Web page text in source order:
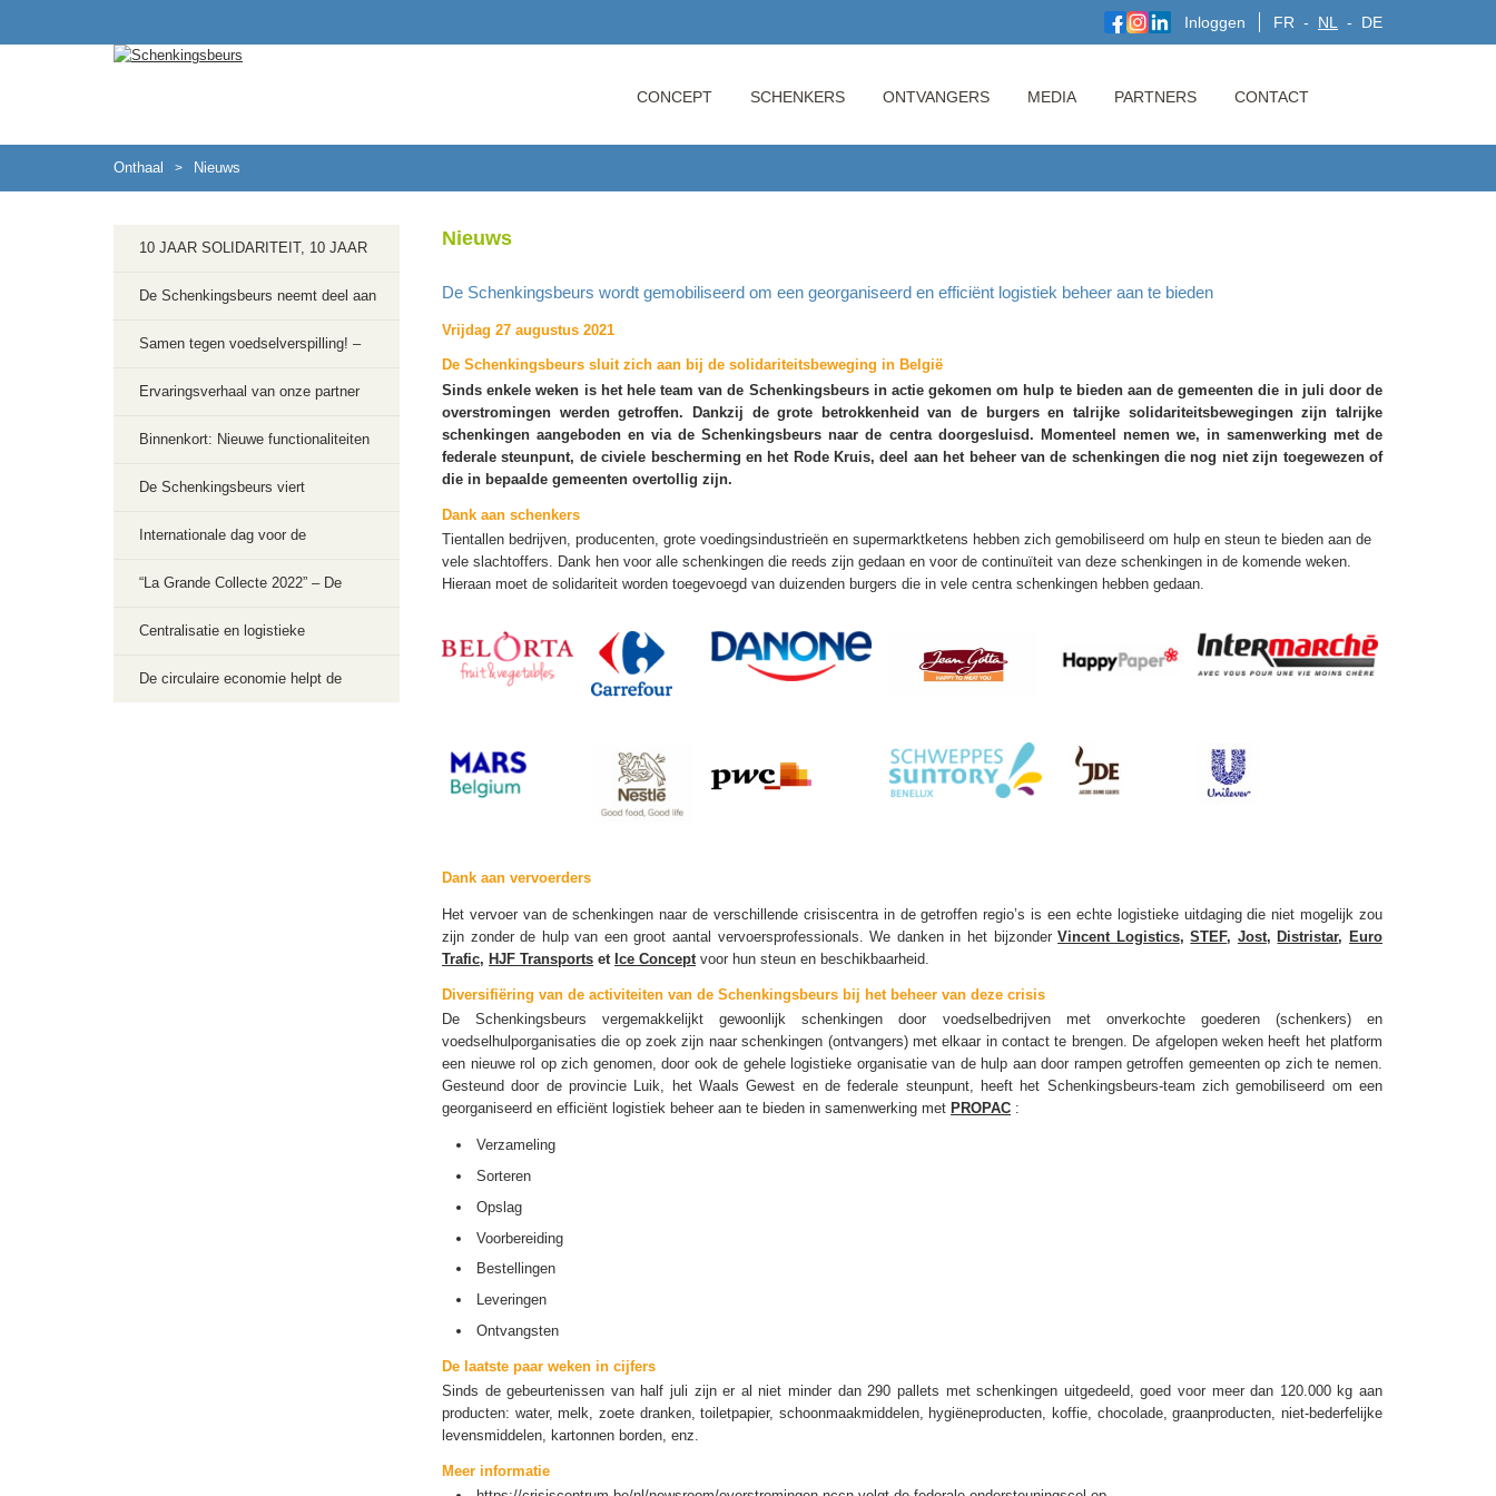
FR NL DE
Inloggen
CONCEPT SCHENKERS ONTVANGERS MEDIA PARTNERS CONTACT
Onthaal > Nieuws
10 JAAR SOLIDARITEIT, 10 JAAR
ACTIE ! 🎉
De Schenkingsbeurs neemt deel aan
het CIBUS-project in samenwerking
met de Stad Luik
Samen tegen voedselverspilling! –
Salon Carrefour 2025
Ervaringsverhaal van onze partner
Depot Margo
Binnenkort: Nieuwe functionaliteiten
voor voedselhulppplatformen
De Schenkingsbeurs viert
Internationale dag tegen
voedselverlies en –verspilling 2023
Internationale dag voor de
bewustmaking van voedselverlies en
-verspilling 2022
“La Grande Collecte 2022” – De
circulaire economie ter
ondersteuning van de
Centralisatie en logistieke
coördinatie van schenkingen voor de
De circulaire economie helpt de
Nieuws
De Schenkingsbeurs wordt gemobiliseerd om een georganiseerd en efficiënt logistiek beheer aan te bieden
Vrijdag 27 augustus 2021
De Schenkingsbeurs sluit zich aan bij de solidariteitsbeweging in België
Sinds enkele weken is het hele team van de Schenkingsbeurs in actie gekomen om hulp te bieden aan de gemeenten die in juli door de
overstromingen werden getroffen. Dankzij de grote betrokkenheid van de burgers en talrijke solidariteitsbewegingen zijn talrijke
schenkingen aangeboden en via de Schenkingsbeurs naar de centra doorgesluisd. Momenteel nemen we, in samenwerking met de
federale steunpunt, de civiele bescherming en het Rode Kruis, deel aan het beheer van de schenkingen die nog niet zijn toegewezen of
die in bepaalde gemeenten overtollig zijn.
Dank aan schenkers
Tientallen bedrijven, producenten, grote voedingsindustrieën en supermarktketens hebben zich gemobiliseerd om hulp en steun te bieden aan de
vele slachtoffers. Dank hen voor alle schenkingen die reeds zijn gedaan en voor de continuïteit van deze schenkingen in de komende weken.
Hieraan moet de solidariteit worden toegevoegd van duizenden burgers die in vele centra schenkingen hebben gedaan.
Dank aan vervoerders
Het vervoer van de schenkingen naar de verschillende crisiscentra in de getroffen regio’s is een echte logistieke uitdaging die niet mogelijk zou
zijn zonder de hulp van een groot aantal vervoersprofessionals. We danken in het bijzonderVincent Logistics,STEF, Jost, Distristar, Euro
Trafic, HJF Transports et Ice Concept voor hun steun en beschikbaarheid.
Diversifiëring van de activiteiten van de Schenkingsbeurs bij het beheer van deze crisis
De Schenkingsbeurs vergemakkelijkt gewoonlijk schenkingen door voedselbedrijven met onverkochte goederen (schenkers) en
voedselhulporganisaties die op zoek zijn naar schenkingen (ontvangers) met elkaar in contact te brengen. De afgelopen weken heeft het platform
een nieuwe rol op zich genomen, door ook de gehele logistieke organisatie van de hulp aan door rampen getroffen gemeenten op zich te nemen.
Gesteund door de provincie Luik, het Waals Gewest en de federale steunpunt, heeft het Schenkingsbeurs-team zich gemobiliseerd om een
georganiseerd en efficiënt logistiek beheer aan te bieden in samenwerking met PROPAC :
Verzameling
Sorteren
Opslag
Voorbereiding
Bestellingen
Leveringen
Ontvangsten
De laatste paar weken in cijfers
Sinds de gebeurtenissen van half juli zijn er al niet minder dan 290 pallets met schenkingen uitgedeeld, goed voor meer dan 120.000 kg aan
producten: water, melk, zoete dranken, toiletpapier, schoonmaakmiddelen, hygiëneproducten, koffie, chocolade, graanproducten, niet-bederfelijke
levensmiddelen, kartonnen borden, enz.
Meer informatie